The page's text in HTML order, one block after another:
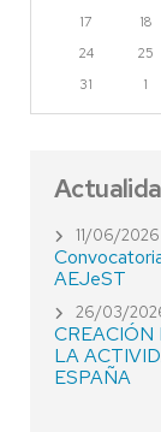
17
18
24
25
31
1
11/06/2026
AEJeST
26/03/
CREACIÓN
LA
ESPAÑA